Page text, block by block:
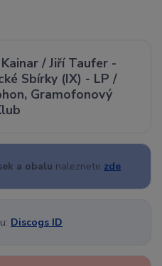
/ Jiří Taufer -
Sbírky (IX) - LP /
Gramofonový
a obalu naleznete zde
Discogs ID